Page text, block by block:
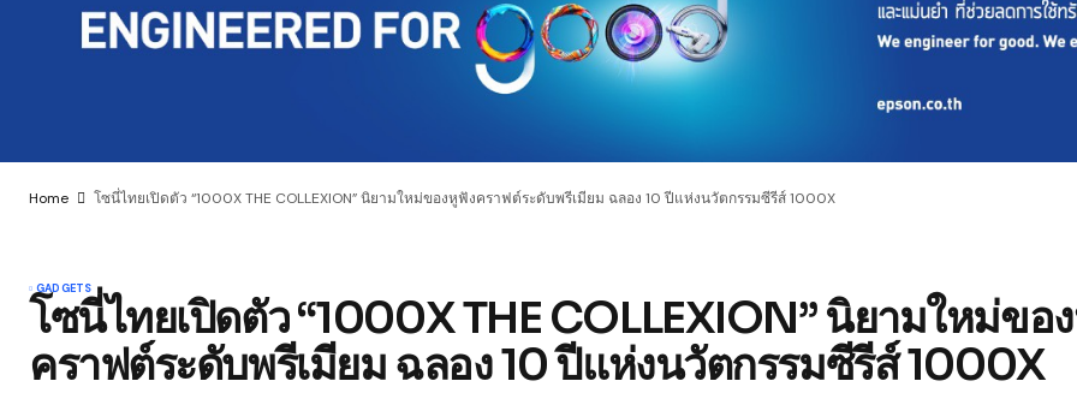
Home โซนี่ไทยเปิดตัว “1000X THE COLLEXION” นิยามใหม่ของหูฟังคราฟต์ระดับพรีเมียม ฉลอง 10 ปีแห่งนวัตกรรมซีรีส์ 1000X
GADGETS
โซนี่ไทยเปิดตัว “1000X THE COLLEXION” นิยามใหม่ขอ
คราฟต์ระดับพรีเมียม ฉลอง 10 ปีแห่งนวัตกรรมซีรีส์ 1000X